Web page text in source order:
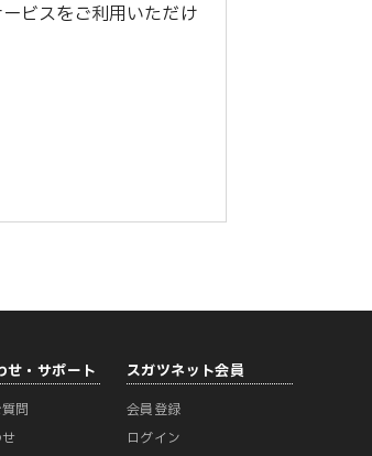
ビスをご利用いただけ
せ・サポート
問
スガツネット会員
会員登録
ログイン